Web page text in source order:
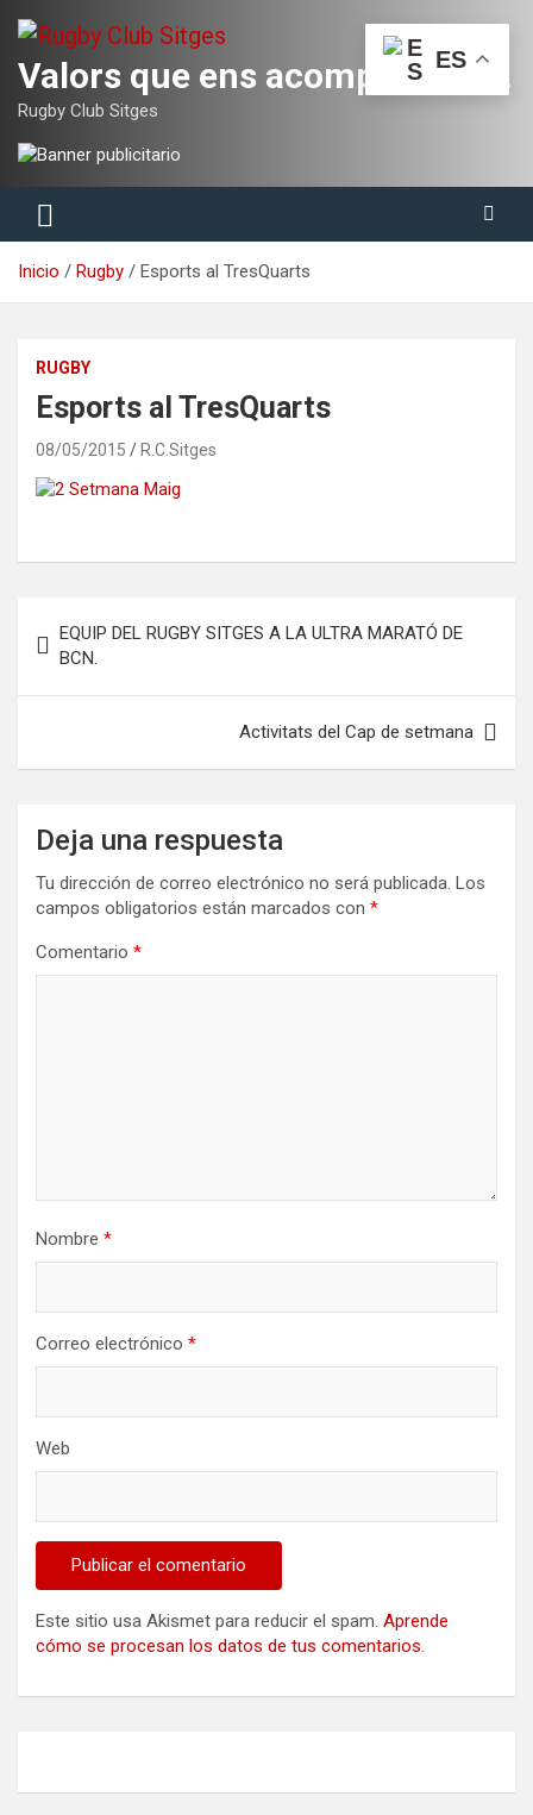
contenido
Valors que ens acompanyaran tota la vida
Rugby Club Sitges
Inicio Rugby Esports al TresQuarts
RUGBY
Esports al TresQuarts
08/05/2015 R.C.Sitges
de
entradas
EQUIP DEL RUGBY SITGES A LA ULTRA MARATÓ DE
BCN.
Activitats del Cap de setmana
Deja una respuesta
Tu dirección de correo electrónico no será publicada. Los
campos obligatorios están marcados con *
Comentario *
Nombre *
Correo electrónico *
Web
Este sitio usa Akismet para reducir el spam. Aprende
cómo se procesan los datos de tus comentarios.
ES